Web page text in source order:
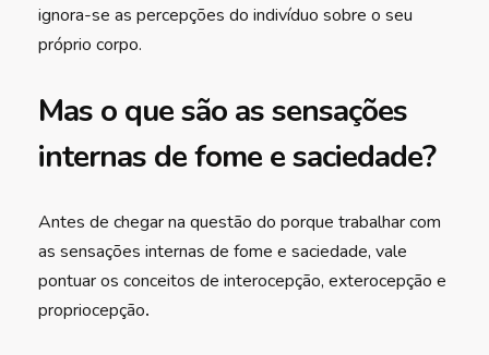
ignora-se as percepções do indivíduo sobre o seu
próprio corpo.
Mas o que são as sensações
internas de fome e saciedade?
Antes de chegar na questão do porque trabalhar com
as sensações internas de fome e saciedade, vale
pontuar os conceitos de interocepção, exterocepção e
propriocepção.